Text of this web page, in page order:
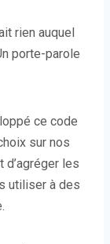
rien auquel
porte-parole
ce code
sur nos
les
utiliser à des